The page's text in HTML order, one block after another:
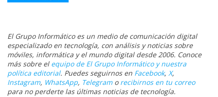
El Grupo Informático es un medio de comunicación digital
especializado en tecnología, con análisis y noticias sobre
móviles, informática y el mundo digital desde 2006. Conoce
más sobre el equipo de El Grupo Informático y nuestra
política editorial. Puedes seguirnos en Facebook, X,
Instagram, WhatsApp, Telegramo recibirnos en tu correo
para no perderte las últimas noticias de tecnología.